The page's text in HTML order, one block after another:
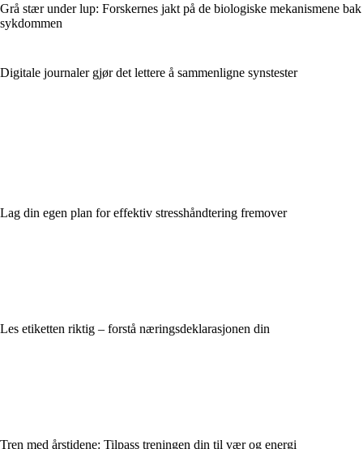
Grå stær under lup: Forskernes jakt på de biologiske mekanismene bak
sykdommen
Digitale journaler gjør det lettere å sammenligne synstester
Lag din egen plan for effektiv stresshåndtering fremover
Les etiketten riktig – forstå næringsdeklarasjonen din
Tren med årstidene: Tilpass treningen din til vær og energi